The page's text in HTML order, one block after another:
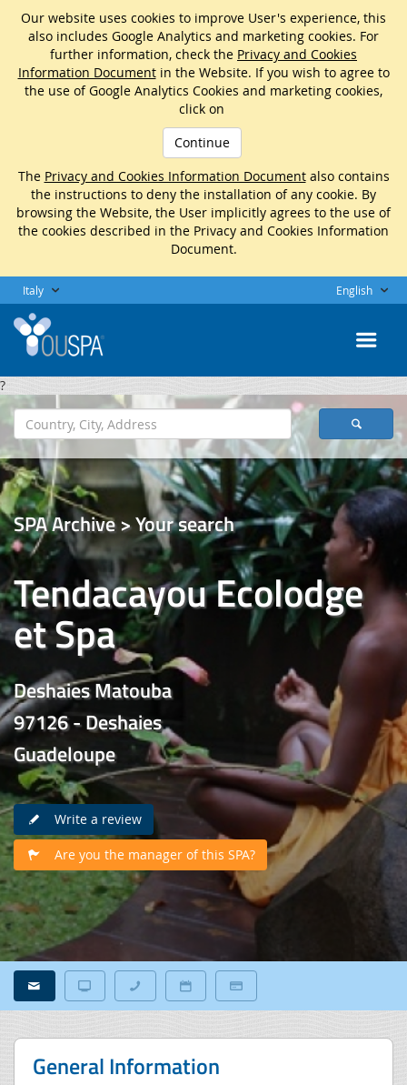
Our website uses cookies to improve User's experience, this
also includes Google Analytics and marketing cookies. For
further information, check the Privacy and Cookies
Information Documentin the Website. If you wish to agree to
the use of Google Analytics Cookies and marketing cookies,
click on
Continue
The Privacy and Cookies Information Documentalso contains
the instructions to deny the installation of any cookie. By
browsing the Website, the User implicitly agrees to the use of
the cookies described in the Privacy and Cookies Information
Document.
Italy English
?
SPA Archive > Your search
Tendacayou Ecolodge
et Spa
Deshaies Matouba
97126 - Deshaies
Guadeloupe
Write a review
Are you the manager of this SPA?
General Information